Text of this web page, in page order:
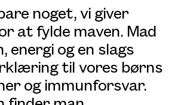
noget, vi giver
at fylde maven. Mad
energi og en slags
til vores børns
og immunforsvar.